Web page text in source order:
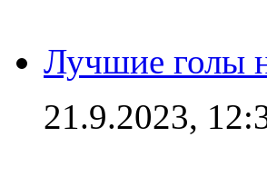
Лучшие голы
21.9.2023,